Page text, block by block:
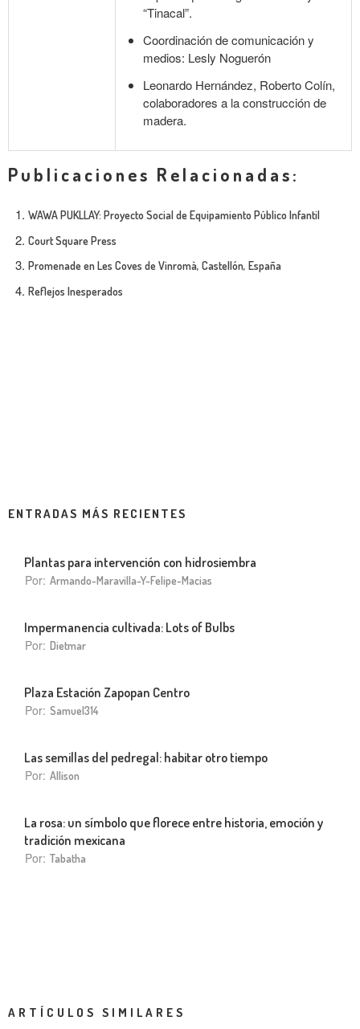
“Tinacal”.
Coordinación de comunicación y
medios: Lesly Noguerón
Leonardo Hernández, Roberto Colín,
colaboradores a la construcción de
madera.
Publicaciones Relacionadas:
WAWA PUKLLAY: Proyecto Social de Equipamiento Público Infantil
Court Square Press
Promenade en Les Coves de Vinromà, Castellón, España
Reflejos Inesperados
ENTRADAS MÁS RECIENTES
Plantas para intervención con hidrosiembra
Por: Armando-Maravilla-Y-Felipe-Macias
Impermanencia cultivada: Lots of Bulbs
Por: Dietmar
Plaza Estación Zapopan Centro
Por: Samuel314
Las semillas del pedregal: habitar otro tiempo
Por: Allison
La rosa: un símbolo que florece entre historia, emoción y
tradición mexicana
Por: Tabatha
ARTÍCULOS SIMILARES